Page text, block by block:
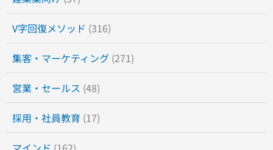
V字回復メソッド (316)
集客・マーケティング (271)
営業・セールス (48)
採用・社員教育 (17)